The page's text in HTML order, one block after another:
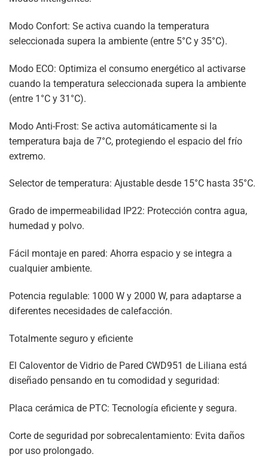
Modo Confort: Se activa cuando la temperatura
seleccionada supera la ambiente (entre 5°C y 35°C).
Modo ECO: Optimiza el consumo energético al activarse
cuando la temperatura seleccionada supera la ambiente
(entre 1°C y 31°C).
Modo Anti-Frost: Se activa automáticamente si la
temperatura baja de 7°C, protegiendo el espacio del frío
extremo.
Selector de temperatura: Ajustable desde 15°C hasta 35°C.
Grado de impermeabilidad IP22: Protección contra agua,
humedad y polvo.
Fácil montaje en pared: Ahorra espacio y se integra a
cualquier ambiente.
Potencia regulable: 1000 W y 2000 W, para adaptarse a
diferentes necesidades de calefacción.
Totalmente seguro y eficiente
El Caloventor de Vidrio de Pared CWD951 de Liliana está
diseñado pensando en tu comodidad y seguridad:
Placa cerámica de PTC: Tecnología eficiente y segura.
Corte de seguridad por sobrecalentamiento: Evita daños
por uso prolongado.